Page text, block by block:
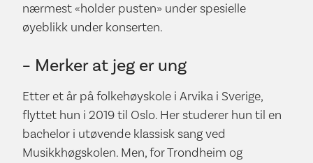
nærmest «holder pusten» under spesielle
øyeblikk under konserten.
– Merker at jeg er ung
Etter et år på folkehøyskole i Arvika i Sverige,
flyttet hun i 2019 til Oslo. Her studerer hun til en
bachelor i utøvende klassisk sang ved
Musikkhøgskolen. Men, for Trondheim og